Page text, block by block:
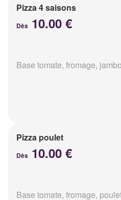
Pizza 4 saisons
Dès 10.00 €
Base tomate, fromage,
Pizza poulet
Dès 10.00 €
Base tomate, fromage,